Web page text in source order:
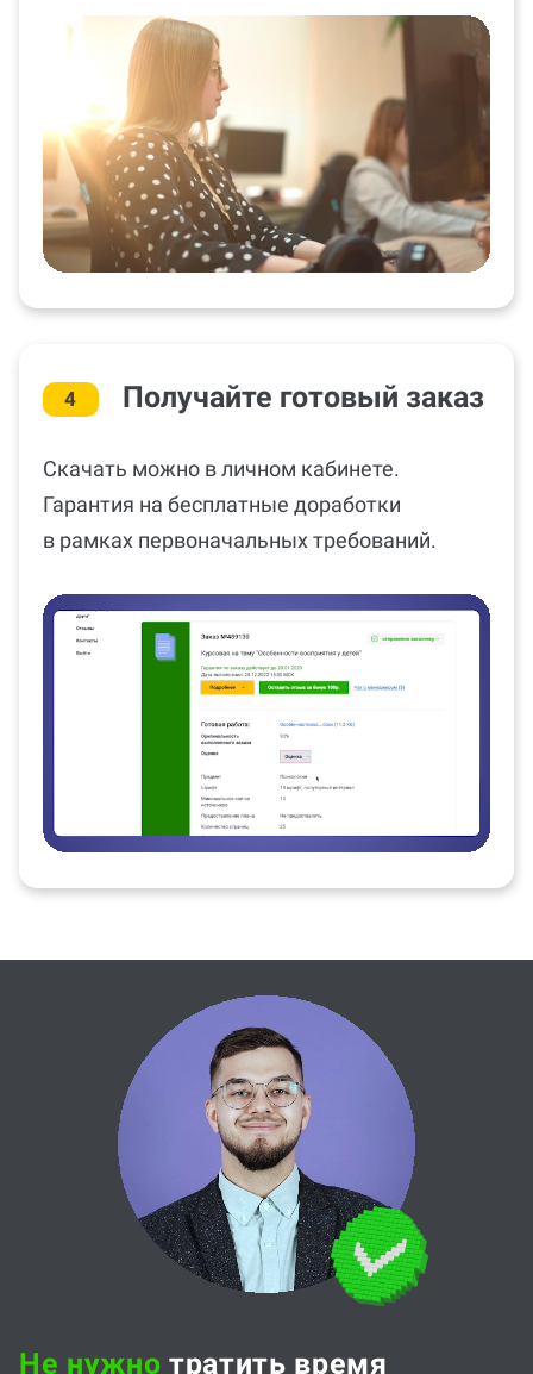
4 Получайте готовый заказ
Скачать можно в личном кабинете.
Гарантия на бесплатные доработки
в рамках первоначальных требований.
Не нужно тратить время